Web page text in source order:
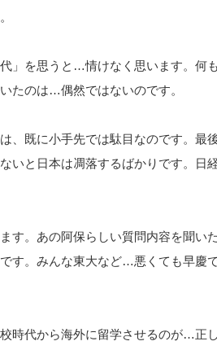
」を思うと…情けなく思います。何
たのは…偶然ではないのです。
、既に小手先では駄目なのです。最
いと日本は凋落するばかりです。日
す。あの阿保らしい質問内容を聞い
す。みんな東大など…悪くても早慶
時代から海外に留学させるのが…正